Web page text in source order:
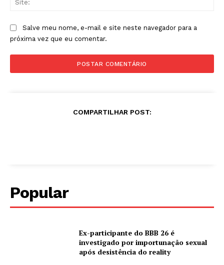
Salve meu nome, e-mail e site neste navegador para a
próxima vez que eu comentar.
COMPARTILHAR POST:
Popular
Ex-participante do BBB 26 é
investigado por importunação sexual
após desistência do reality